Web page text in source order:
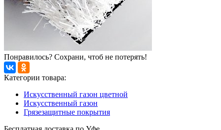
Понравилось? Сохрани, чтоб не потерять!
Категории товара:
Искусственный газон цветной
Искусственный газон
Грязезащитные покрытия